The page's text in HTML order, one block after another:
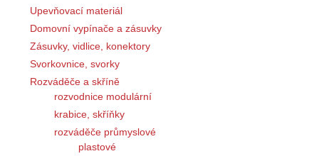
Upevňovací materiál
Domovní vypínače a zásuvky
Zásuvky, vidlice, konektory
Svorkovnice, svorky
Rozváděče a skříně
rozvodnice modulární
krabice, skříňky
rozváděče průmyslové
plastové